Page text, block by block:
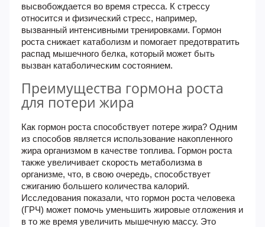
высвобождается во время стресса. К стрессу
относится и физический стресс, например,
вызванный интенсивными тренировками. Гормон
роста снижает катаболизм и помогает предотвратить
распад мышечного белка, который может быть
вызван катаболическим состоянием.
Преимущества гормона роста
для потери жира
Как гормон роста способствует потере жира? Одним
из способов является использование накопленного
жира организмом в качестве топлива. Гормон роста
также увеличивает скорость метаболизма в
организме, что, в свою очередь, способствует
сжиганию большего количества калорий.
Исследования показали, что гормон роста человека
(ГРЧ) может помочь уменьшить жировые отложения и
в то же время увеличить мышечную массу. Это